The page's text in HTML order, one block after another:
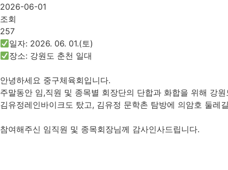
2026-06-01
조회
257
일자: 2026. 06. 01.(토)
장소: 강원도 춘천 일대
안녕하세요 중구체육회입니다.
주말동안 임,직원 및 종목별 회장단의 단합과 화합을 위해 강
김유정레인바이크도 탔고, 김유정 문학촌 탐방에 의암호 둘레
참여해주신 임직원 및 종목회장님께 감사인사드립니다.